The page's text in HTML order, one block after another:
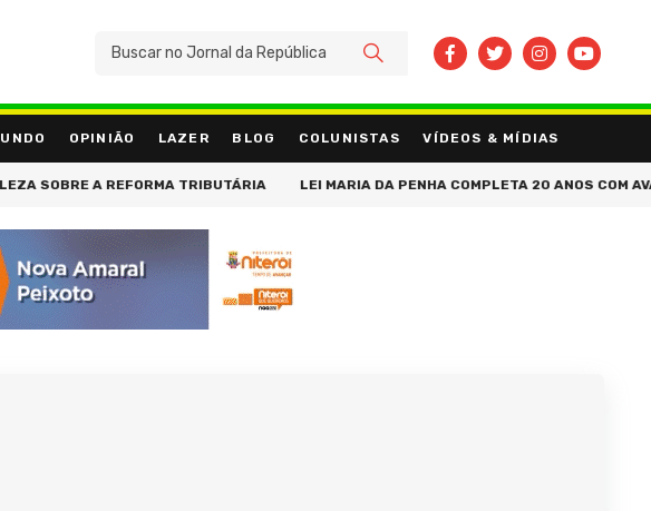
OPINIÃO LAZER BLOG COLUNISTAS VÍDEOS & MÍDIAS
A REFORMA TRIBUTÁRIA LEI MARIA DA PENHA COMPLETA 20 ANOS COM AVANÇOS
BUSCAR